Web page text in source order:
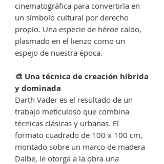
cinematográfica para convertirla en
un símbolo cultural por derecho
propio. Una especie de héroe caído,
plasmado en el lienzo como un
espejo de nuestra época.
🎨 Una técnica de creación híbrida
y dominada
Darth Vader es el resultado de un
trabajo meticuloso que combina
técnicas clásicas y urbanas. El
formato cuadrado de 100 x 100 cm,
montado sobre un marco de madera
Dalbe, le otorga a la obra una